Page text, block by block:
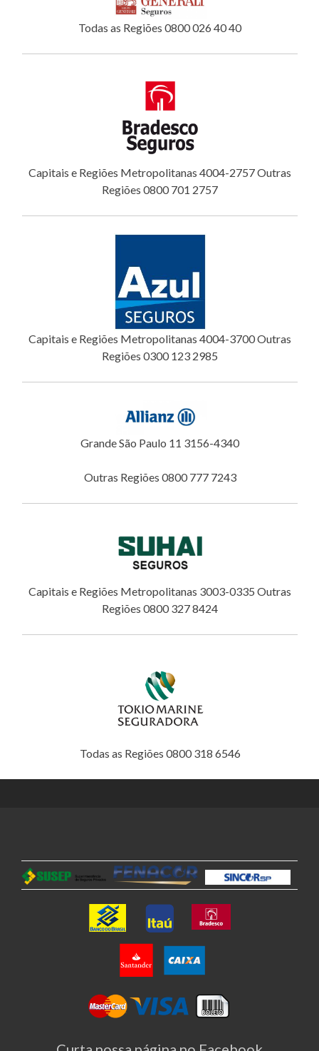
Todas as Regiões 0800 026 40 40
Capitais e Regiões Metropolitanas 4004-2757 Outras
Regiões 0800 701 2757
Capitais e Regiões Metropolitanas 4004-3700 Outras
Regiões 0300 123 2985
Grande São Paulo 11 3156-4340
Outras Regiões 0800 777 7243
Capitais e Regiões Metropolitanas 3003-0335 Outras
Regiões 0800 327 8424
Todas as Regiões 0800 318 6546